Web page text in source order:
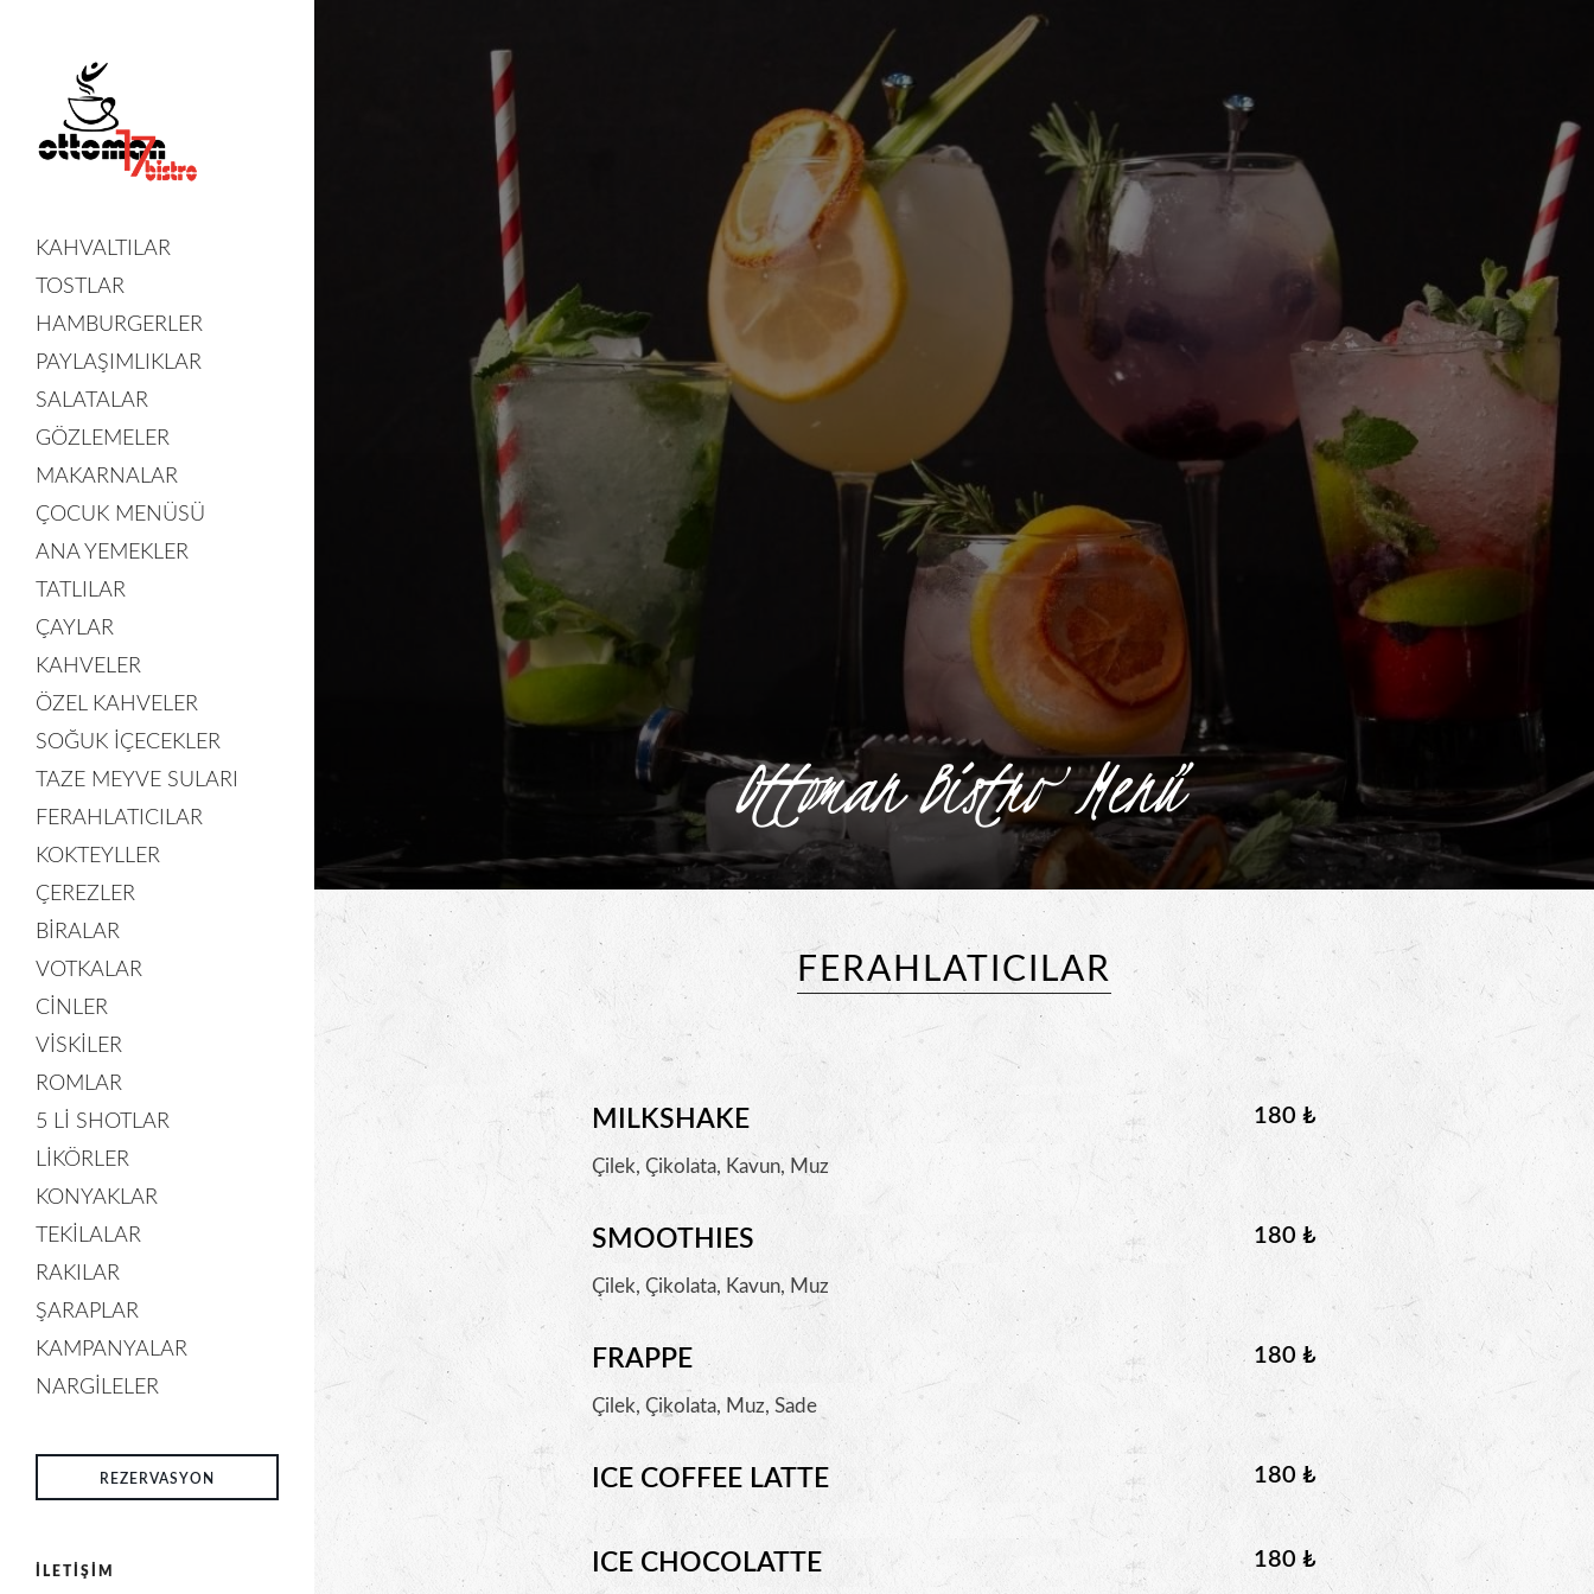
KAHVALTILAR
TOSTLAR
HAMBURGERLER
PAYLAŞIMLIKLAR
SALATALAR
GÖZLEMELER
MAKARNALAR
ÇOCUK MENÜSÜ
ANA YEMEKLER
TATLILAR
ÇAYLAR
KAHVELER
ÖZEL KAHVELER
SOĞUK İÇECEKLER
TAZE MEYVE SULARI
FERAHLATICILAR
KOKTEYLLER
ÇEREZLER
BIRALAR
VOTKALAR
CINLER
VISKILER
ROMLAR
5 LI SHOTLAR
LIKÖRLER
KONYAKLAR
TEKILALAR
RAKILAR
ŞARAPLAR
KAMPANYALAR
NARGILELER
REZERVASYON
İLETIŞIM
Ottoman Bistro Menü
FERAHLATICILAR
MILKSHAKE 180 ₺
Çilek, Çikolata, Kavun, Muz
SMOOTHIES 180 ₺
Çilek, Çikolata, Kavun, Muz
FRAPPE 180 ₺
Çilek, Çikolata, Muz, Sade
ICE COFFEE LATTE 180 ₺
ICE CHOCOLATTE 180 ₺